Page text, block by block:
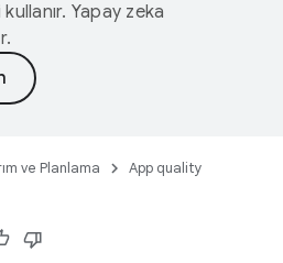
Yapay zeka
ve Planlama
App quality